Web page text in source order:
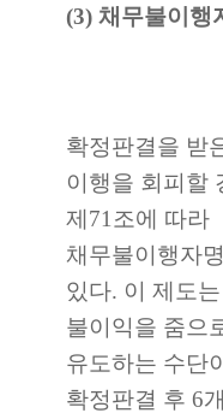
(3) 채무불이행
확정판결을 받
이행을 회피할
제71조에 따라
채무불이행자
있다. 이 제도
불이익을 줌으
유도하는 수단
확정판결 후 6